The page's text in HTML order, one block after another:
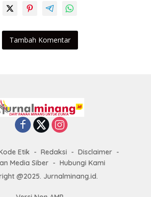
Tambah Komentar
Etik Redaksi
Disclaimer
Media Siber
Hubungi Kami
@2025. Jurnalminang.id.